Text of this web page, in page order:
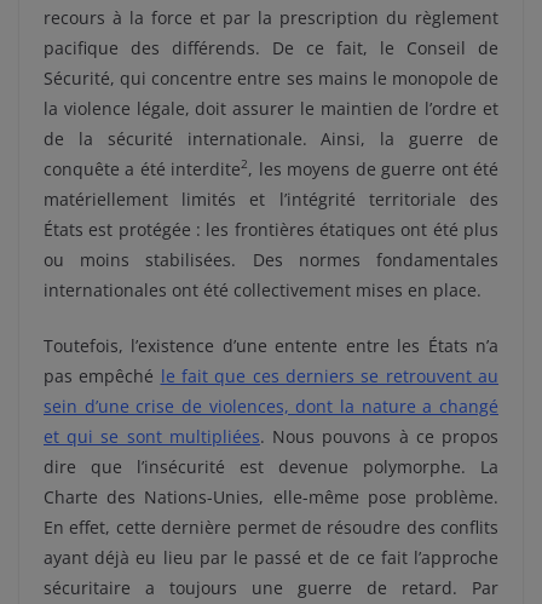
recours à la force et par la prescription du règlement
pacifique des différends. De ce fait, le Conseil de
Sécurité, qui concentre entre ses mains le monopole de
la violence légale, doit assurer le maintien de l’ordre et
de la sécurité internationale. Ainsi, la guerre de
conquête a été interdite2, les moyens de guerre ont été
matériellement limités et l’intégrité territoriale des
États est protégée : les frontières étatiques ont été plus
ou moins stabilisées. Des normes fondamentales
internationales ont été collectivement mises en place.
Toutefois, l’existence d’une entente entre les États n’a
pas empêché le fait que ces derniers se retrouvent au
sein d’une crise de violences, dont la nature a changé
et qui se sont multipliées. Nous pouvons à ce propos
dire que l’insécurité est devenue polymorphe. La
Charte des Nations-Unies, elle-même pose problème.
En effet, cette dernière permet de résoudre des conflits
ayant déjà eu lieu par le passé et de ce fait l’approche
sécuritaire a toujours une guerre de retard. Par